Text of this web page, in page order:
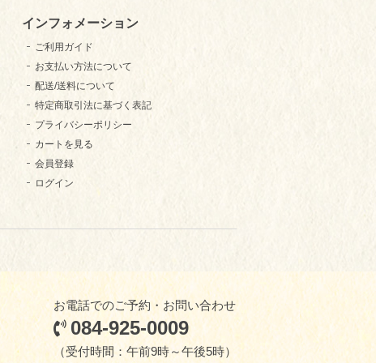
インフォメーション
ご利用ガイド
お支払い方法について
配送/送料について
特定商取引法に基づく表記
プライバシーポリシー
カートを見る
会員登録
ログイン
お電話でのご予約・お問い合わせ
084-925-0009
（受付時間：午前9時～午後5時）